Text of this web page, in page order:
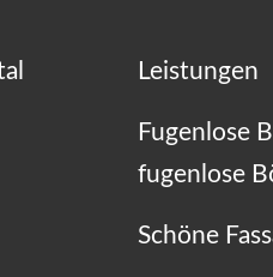
Leistungen
Fugenlose
fugenlose
Schöne